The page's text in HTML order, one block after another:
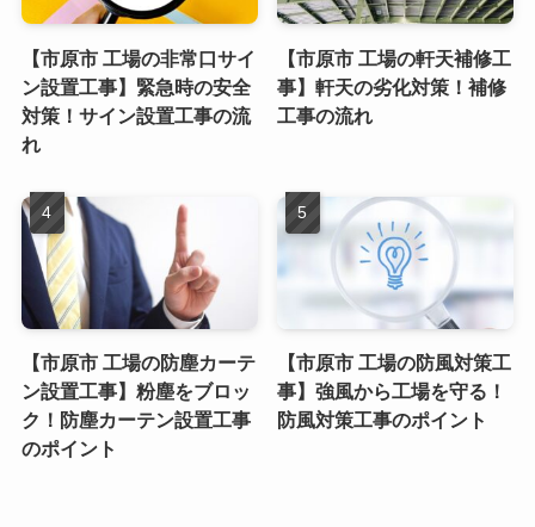
【市原市 工場の非常口サイ
ン設置工事】緊急時の安全
対策！サイン設置工事の流
れ
【市原市 工場の軒天補修工
事】軒天の劣化対策！補修
工事の流れ
【市原市 工場の防塵カーテ
ン設置工事】粉塵をブロッ
ク！防塵カーテン設置工事
のポイント
【市原市 工場の防風対策工
事】強風から工場を守る！
防風対策工事のポイント